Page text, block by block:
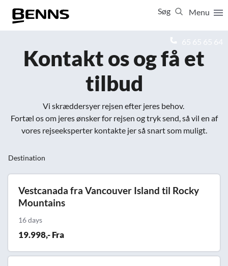
Menu
Søg
65 65 65 64
Kontakt os og få et
tilbud
Vi skræddersyer rejsen efter jeres behov.
Fortæl os om jeres ønsker for rejsen og tryk send, så vil en af
vores rejseeksperter kontakte jer så snart som muligt.
Destination
Vestcanada fra Vancouver Island til Rocky
Mountains
16 days
19.998,- Fra
Luk
Vis resultater for:
Firma- og temarejser